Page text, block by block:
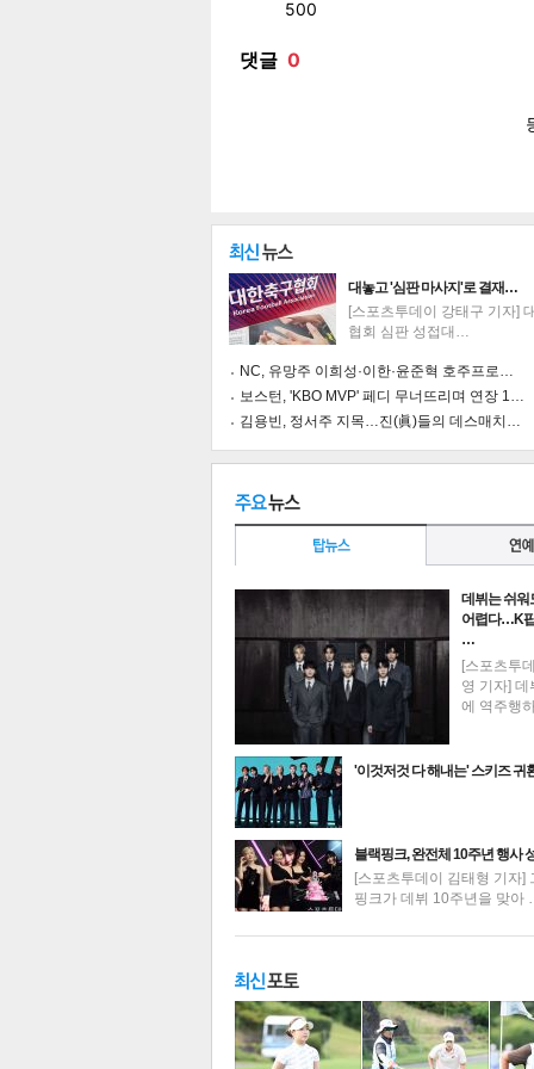
기
트위 카카
최신뉴스
대놓고 '심판 마사지'로 결재…
[스포츠투데이 강태구 기자]
협회 심판 성접대…
NC, 유망주 이희성·이한·윤준혁 호주프로…
보스턴, 'KBO MVP' 페디 무너뜨리며 연장 1…
김용빈, 정서주 지목…진(眞)들의 데스매치…
데뷔는 쉬워
어렵다…K
…
[스포츠투
영 기자] 데
에 역주행
'이것저것 다 해내는' 스키즈
블랙핑크, 완전체 10주년 행사
[스포츠투데이 김태형 기자]
핑크가 데뷔 10주년을 맞아